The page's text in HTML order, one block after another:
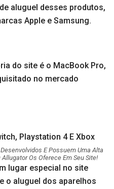
aluguel desses produtos,
Apple e Samsung.
do site é o MacBook Pro,
no mercado
E Possuem Uma Alta
Os Oferece Em Seu Site!
lugar especial no site
o aluguel dos aparelhos